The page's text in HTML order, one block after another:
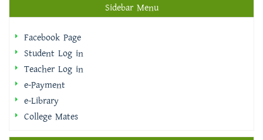
Sidebar Menu
Facebook Page
Student Log in
Teacher Log in
e-Payment
e-Library
College Mates